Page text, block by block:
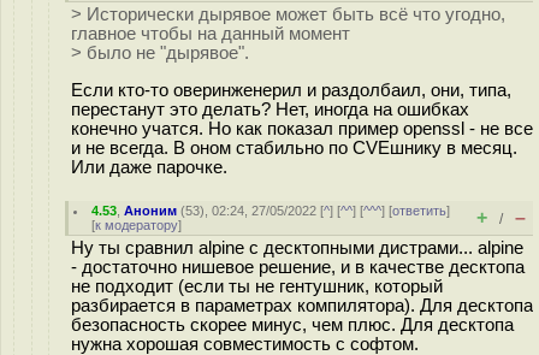
> Исторически дырявое может быть всё что угодно,
главное чтобы на данный момент
> было не "дырявое".
Если кто-то оверинженерил и раздолбаил, они, типа,
перестанут это делать? Нет, иногда на ошибках
конечно учатся. Но как показал пример openssl - не все
и не всегда. В оном стабильно по CVEшнику в месяц.
Или даже парочке.
4.53 ,Аноним (53), 02:24, 27/05/2022 [^] [^^] [^^^] [ответить]
[к модератору] + / –
Ну ты сравнил alpine с десктопными дистрами... alpine
- достаточно нишевое решение, и в качестве десктопа
не подходит (если ты не гентушник, который
разбирается в параметрах компилятора). Для десктопа
безопасность скорее минус, чем плюс. Для десктопа
нужна хорошая совместимость с софтом.